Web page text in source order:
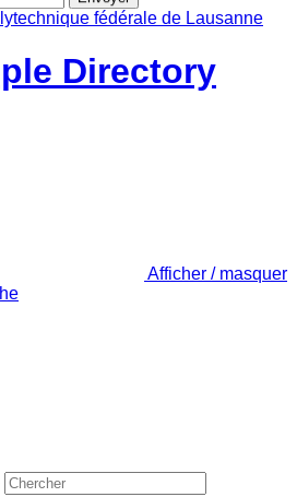
Directory
Afficher / masquer